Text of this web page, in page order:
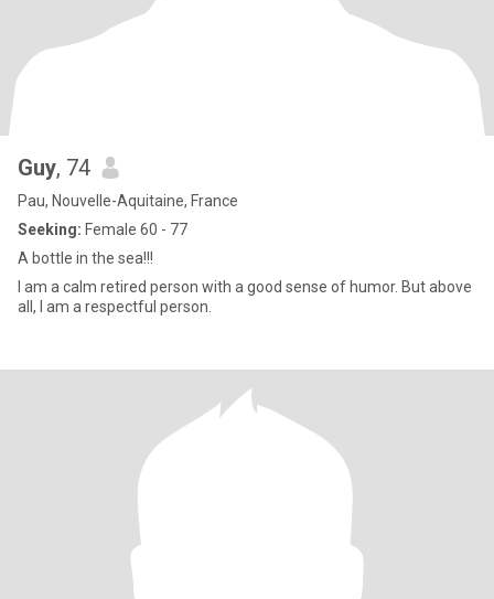
Guy, 74
Pau, Nouvelle-Aquitaine, France
Seeking: Female 60 - 77
A bottle in the sea!!!
I am a calm retired person with a good sense of humor. But above
all, I am a respectful person.